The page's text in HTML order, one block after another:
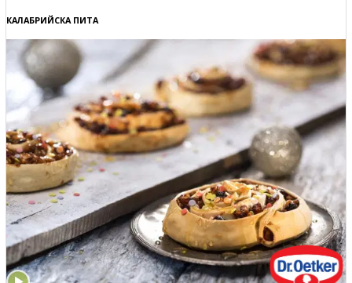
КАЛАБРИЙСКА ПИТА